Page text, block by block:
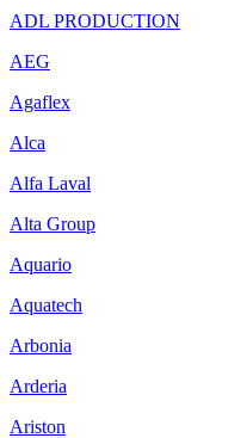
ADL PRODUCTION
AEG
Agaflex
Alca
Alfa Laval
Alta Group
Aquario
Aquatech
Arbonia
Arderia
Ariston